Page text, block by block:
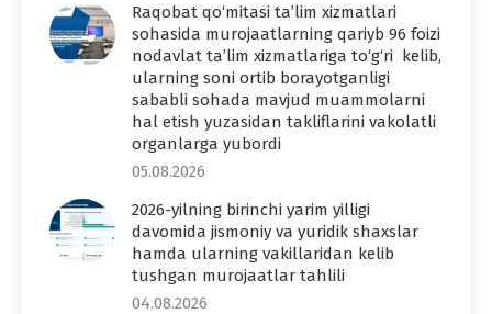
Raqobat qo‘mitasi ta’lim xizmatlari
sohasida murojaatlarning qariyb 96 foizi
nodavlat ta’lim xizmatlariga to‘g‘ri kelib,
ularning soni ortib borayotganligi
sababli sohada mavjud muammolarni
hal etish yuzasidan takliflarini vakolatli
organlarga yubordi
05.08.2026
2026-yilning birinchi yarim yilligi
davomida jismoniy va yuridik shaxslar
hamda ularning vakillaridan kelib
tushgan murojaatlar tahlili
04.08.2026